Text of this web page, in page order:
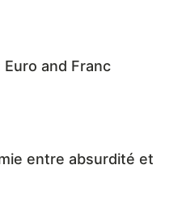
and Franc
entre absurdité et